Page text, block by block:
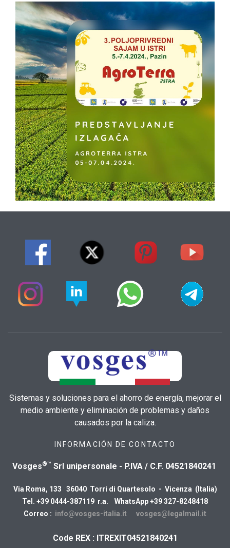
Sistemas y soluciones para el ahorro de energía, mejorar el
medio ambiente y eliminación de problemas y daños
causados por la caliza.
INFORMACIÓN DE CONTACTO
Vosges®™ Srl unipersonale - P.IVA / C.F. 04521840241
Via Roma, 133 36040 Torri di Quartesolo - Vicenza (Italia)
Tel. +39 0444-387119 r.a. WhatsApp +39 327-8248418
Correo : info@vosges-italia.it vosges@legalmail.it
Code REX : ITREXIT04521840241